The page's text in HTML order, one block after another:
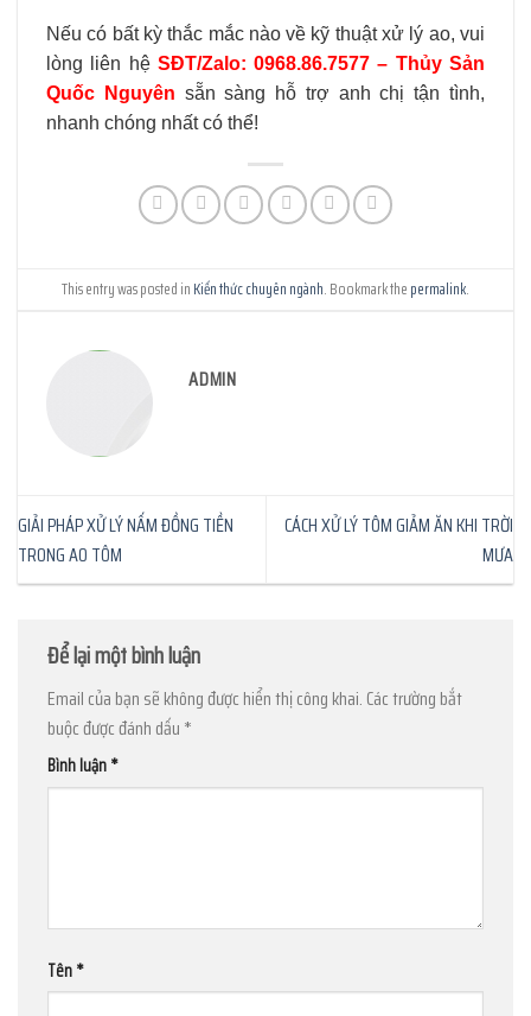
Nếu có bất kỳ thắc mắc nào về kỹ thuật xử lý ao, vui
lòng liên hệ SĐT/Zalo: 0968.86.7577 – Thủy Sản
Quốc Nguyên sẵn sàng hỗ trợ anh chị tận tình,
nhanh chóng nhất có thể!
This entry was posted inKiến thức chuyên ngành. Bookmark thepermalink.
ADMIN
GIẢI PHÁP XỬ LÝ NẤM ĐỒNG TIỀN
TRONG AO TÔM
CÁCH XỬ LÝ TÔM GIẢM ĂN KHI TRỜI
MƯA
Để lại một bình luận
Email của bạn sẽ không được hiển thị công khai. Các trường bắt
buộc được đánh dấu *
Bình luận*
Tên*